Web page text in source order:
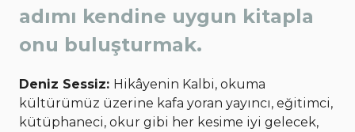
adımı kendine uygun kitapla
onu buluşturmak.
Deniz Sessiz: Hikâyenin Kalbi, okuma
kültürümüz üzerine kafa yoran yayıncı, eğitimci,
kütüphaneci, okur gibi her kesime iyi gelecek,